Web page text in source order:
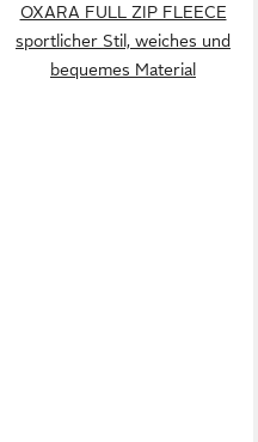
OXARA FULL ZIP FLEECE
sportlicher Stil, weiches und
bequemes Material